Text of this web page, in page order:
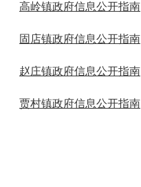
高岭镇政府信息公开指南
固店镇政府信息公开指南
赵庄镇政府信息公开指南
贾村镇政府信息公开指南